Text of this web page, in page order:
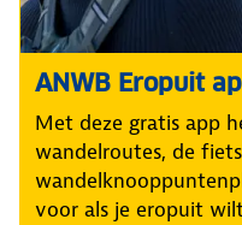
ANWB Eropuit
Met deze gratis app
wandelroutes, de
voor als je eropuit